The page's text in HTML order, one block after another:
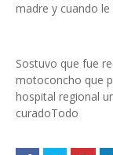
madre y cuando le
Sostuvo que fue
motoconcho que
hospital regional
curadoTodo